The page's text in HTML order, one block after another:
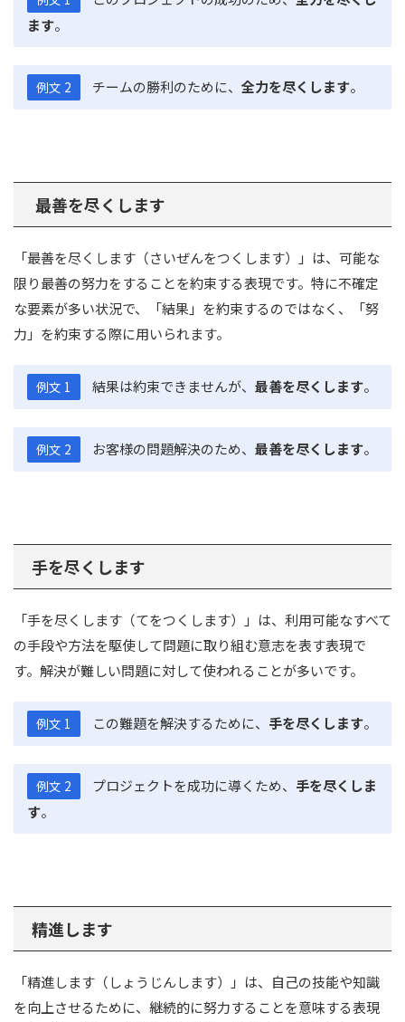
ます。
例文 2 チームの勝利のために、 全力を尽くします。
最善を尽くします
「最善を尽くします（さいぜんをつくします）」は、可能な
限り最善の努力をすることを約束する表現です。特に不確定
な要素が多い状況で、「結果」を約束するのではなく、「努
力」を約束する際に用いられます。
例文 1 結果は約束できませんが、 最善を尽くします。
例文 2 お客様の問題解決のため、 最善を尽くします。
手を尽くします
「手を尽くします（てをつくします）」は、利用可能なすべて
の手段や方法を駆使して問題に取り組む意志を表す表現で
す。解決が難しい問題に対して使われることが多いです。
例文 1 この難題を解決するために、 手を尽くします。
例文 2 プロジェクトを成功に導くため、 手を尽くしま
す。
精進します
「精進します（しょうじんします）」は、自己の技能や知識
を向上させるために、継続的に努力することを意味する表現